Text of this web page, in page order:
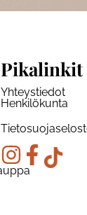
Pikalinkit
Yhteystiedot
Henkilökunta